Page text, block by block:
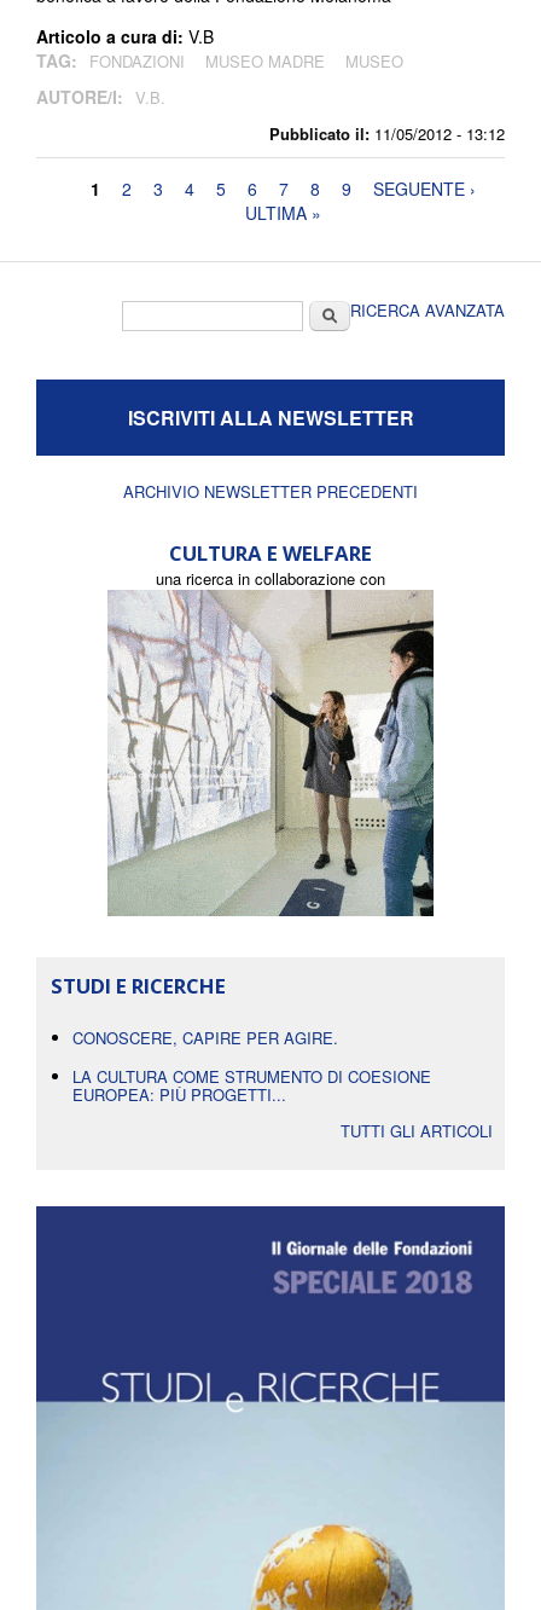
Pubblicato il: 11/05/2012 - 13:12
Articolo a cura di: V.B
TAG:
FONDAZIONI MUSEO MADRE MUSEO
AUTORE/I: V.B.
Pagine
1 2 3 4 5 6 7 8 9
SEGUENTE ›
ULTIMA »
CercaRICERCA AVANZATA
ISCRIVITI ALLA NEWSLETTER
ARCHIVIO NEWSLETTER PRECEDENTI
CULTURA E WELFARE
una ricerca in collaborazione con
STUDI E RICERCHE
CONOSCERE, CAPIRE PER AGIRE.
LA CULTURA COME STRUMENTO DI COESIONE
EUROPEA: PIÙ PROGETTI...
TUTTI GLI ARTICOLI